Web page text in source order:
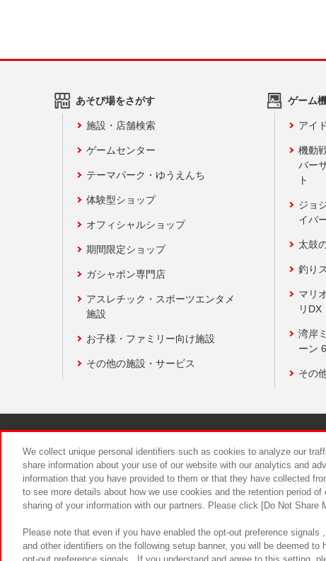
あそび場をさがす
施設・店舗検索
ゲームセンター
テーマパーク・ゆうえんち
体験型ショップ
オフィシャルショップ
期間限定ショップ
ガシャポン専門店
アスレチック・スポーツエンタメ
施設
お子様・ファミリー向け施設
その他の施設・サービス
ゲーム
アイ
機動
バー
ト
ジョ
イバ
太鼓
釣り
マリ
リDX
湾岸
ーン
その
食品のご提
We collect unique personal identifiers such as cookies to analyze our
share information about your use of our website with our analytics and
information that you have provided to them or that they have collected
to see more details about how we use cookies and the retention period
sharing of your information with our partners. Please click [Do Not Share
Please note that even if you have enabled the opt-out preference
and other identifiers on the following setup banner, you will be deemed